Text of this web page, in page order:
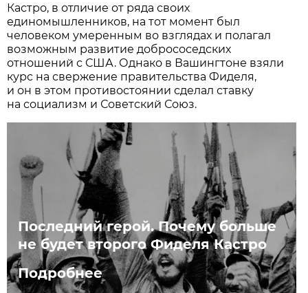
Кастро, в отличие от ряда своих
единомышленников, на тот момент был
человеком умеренным во взглядах и полагал
возможным развитие добрососедских
отношений с США. Однако в Вашингтоне взяли
курс на свержение правительства Фиделя,
и он в этом противостоянии сделал ставку
на социализм и Советский Союз.
Последний герой. Почему больше
не будет второго Фиделя Кастро
Подробнее